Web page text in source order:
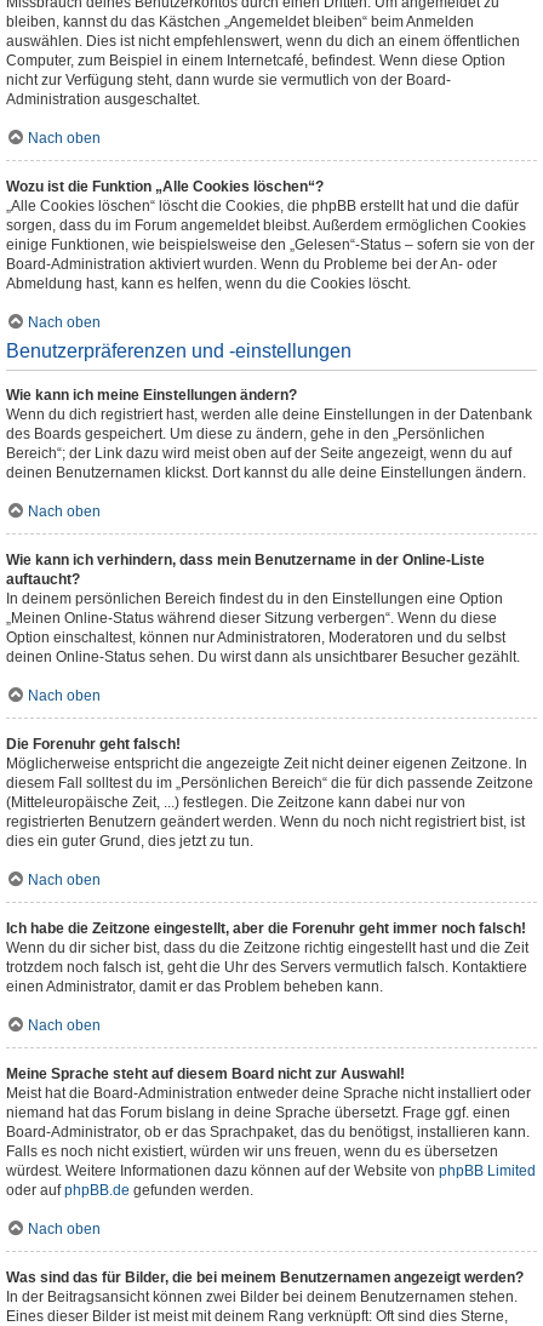
bleiben, kannst du das Kästchen „Angemeldet bleiben“ beim Anmelden
auswählen. Dies ist nicht empfehlenswert, wenn du dich an einem öffentlichen
Computer, zum Beispiel in einem Internetcafé, befindest. Wenn diese Option
nicht zur Verfügung steht, dann wurde sie vermutlich von der Board-
Administration ausgeschaltet.
Nach oben
Wozu ist die Funktion „Alle Cookies löschen“?
„Alle Cookies löschen“ löscht die Cookies, die phpBB erstellt hat und die dafür
sorgen, dass du im Forum angemeldet bleibst. Außerdem ermöglichen Cookies
einige Funktionen, wie beispielsweise den „Gelesen“-Status – sofern sie von der
Board-Administration aktiviert wurden. Wenn du Probleme bei der An- oder
Abmeldung hast, kann es helfen, wenn du die Cookies löscht.
Nach oben
Benutzerpräferenzen und -einstellungen
Wie kann ich meine Einstellungen ändern?
Wenn du dich registriert hast, werden alle deine Einstellungen in der Datenbank
des Boards gespeichert. Um diese zu ändern, gehe in den „Persönlichen
Bereich“; der Link dazu wird meist oben auf der Seite angezeigt, wenn du auf
deinen Benutzernamen klickst. Dort kannst du alle deine Einstellungen ändern.
Nach oben
Wie kann ich verhindern, dass mein Benutzername in der Online-Liste
auftaucht?
In deinem persönlichen Bereich findest du in den Einstellungen eine Option
„Meinen Online-Status während dieser Sitzung verbergen“. Wenn du diese
Option einschaltest, können nur Administratoren, Moderatoren und du selbst
deinen Online-Status sehen. Du wirst dann als unsichtbarer Besucher gezählt.
Nach oben
Die Forenuhr geht falsch!
Möglicherweise entspricht die angezeigte Zeit nicht deiner eigenen Zeitzone. In
diesem Fall solltest du im „Persönlichen Bereich“ die für dich passende Zeitzone
(Mitteleuropäische Zeit, ...) festlegen. Die Zeitzone kann dabei nur von
registrierten Benutzern geändert werden. Wenn du noch nicht registriert bist, ist
dies ein guter Grund, dies jetzt zu tun.
Nach oben
Ich habe die Zeitzone eingestellt, aber die Forenuhr geht immer noch falsch!
Wenn du dir sicher bist, dass du die Zeitzone richtig eingestellt hast und die Zeit
trotzdem noch falsch ist, geht die Uhr des Servers vermutlich falsch. Kontaktiere
einen Administrator, damit er das Problem beheben kann.
Nach oben
Meine Sprache steht auf diesem Board nicht zur Auswahl!
Meist hat die Board-Administration entweder deine Sprache nicht installiert oder
niemand hat das Forum bislang in deine Sprache übersetzt. Frage ggf. einen
Board-Administrator, ob er das Sprachpaket, das du benötigst, installieren kann.
Falls es noch nicht existiert, würden wir uns freuen, wenn du es übersetzen
würdest. Weitere Informationen dazu können auf der Website von phpBB Limited
oder aufphpBB.de gefunden werden.
Nach oben
Was sind das für Bilder, die bei meinem Benutzernamen angezeigt werden?
In der Beitragsansicht können zwei Bilder bei deinem Benutzernamen stehen.
Eines dieser Bilder ist meist mit deinem Rang verknüpft: Oft sind dies Sterne,